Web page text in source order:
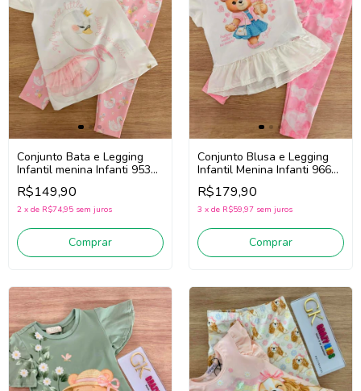
Conjunto Bata e Legging
Infantil menina Infanti 95328
(Branco/Rosa)
R$149,90
2 x de R$74,95 sem juros
Comprar
Conjunto Blusa e Legging
Infantil Menina Infanti 96630
(Branco/Rosa)
R$179,90
3 x de R$59,97 sem juros
Comprar